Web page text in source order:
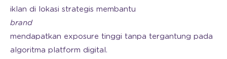
iklan di lokasi strategis membantu
brand
mendapatkan exposure tinggi tanpa tergantung pada
algoritma platform digital.